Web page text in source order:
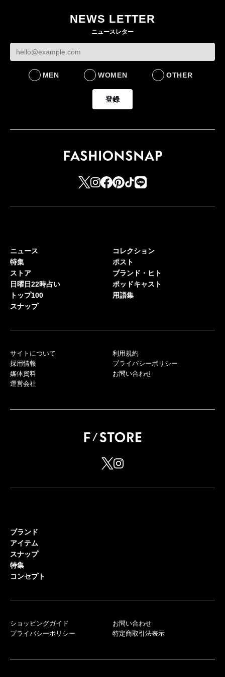
ケットなど7型を発売
FASHION
FASHION
BUSINESS
NEWS LETTER
ニュースレター
MEN WOMEN OTHER
登録
ニュース
特集
ストア
日曜日22時占い
トップ100
スナップ
コレクション
ポスト
ブランド・ヒト
ポッドキャスト
用語集
サイトについて
採用情報
媒体資料
運営会社
利用規約
プライバシーポリシー
お問い合わせ
ブランド
アイテム
スナップ
特集
コンセプト
ショッピングガイド
プライバシーポリシー
お問い合わせ
特定商取引法表示